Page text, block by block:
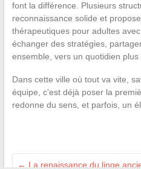
font la différence. Plusieurs
reconnaissance solide et
thérapeutiques pour adultes
échanger des stratégies,
ensemble, vers un quotidien plus
Dans cette ville où tout va vite,
équipe, c’est déjà poser la
redonne du sens, et parfois, un
← La renaissance du linge